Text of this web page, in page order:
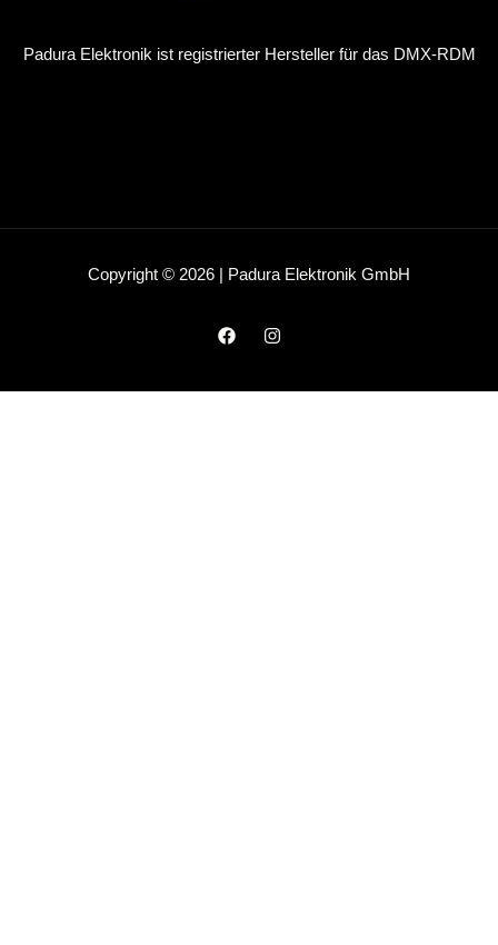
Padura Elektronik ist registrierter Hersteller für das DMX-RDM
Copyright © 2026 | Padura Elektronik GmbH